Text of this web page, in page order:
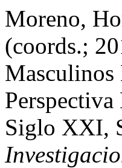
Moreno,
(coords.;
Masculinos
Siglo XXI,